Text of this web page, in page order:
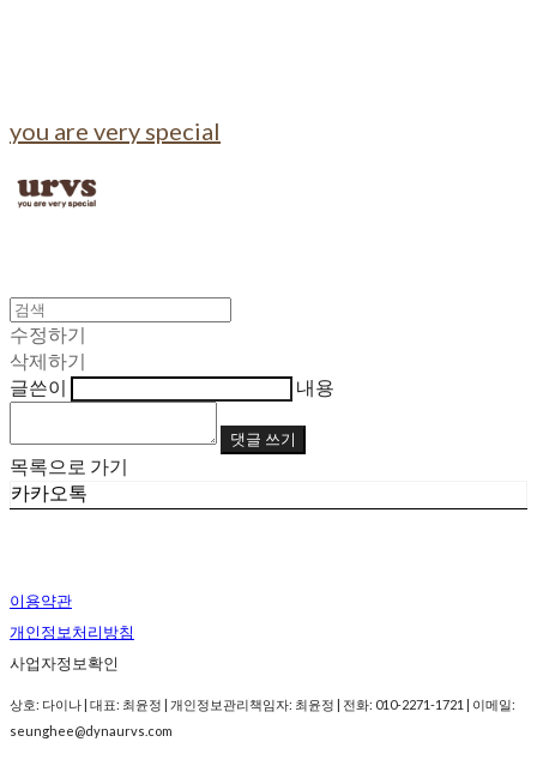
you are very special
수정하기
삭제하기
글쓴이
내용
댓글 쓰기
목록으로 가기
카카오톡
이용약관
개인정보처리방침
사업자정보확인
상호: 다이나 | 대표: 최윤정 | 개인정보관리책임자: 최윤정 | 전화: 010-2271-1721 | 이메일:
seunghee@dynaurvs.com